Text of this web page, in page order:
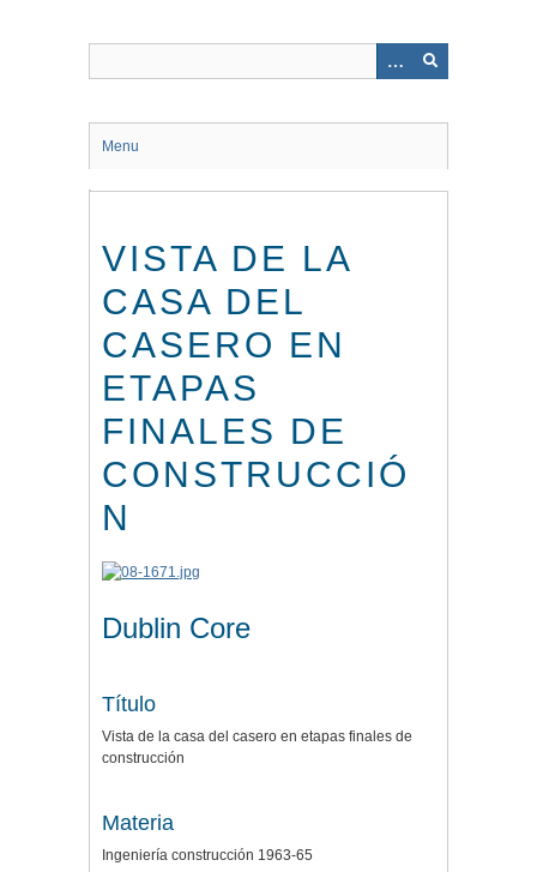
Menu
VISTA DE LA
CASA DEL
CASERO EN
ETAPAS
FINALES DE
CONSTRUCCIÓ
N
Dublin Core
Título
Vista de la casa del casero en etapas finales de
construcción
Materia
Ingeniería construcción 1963-65